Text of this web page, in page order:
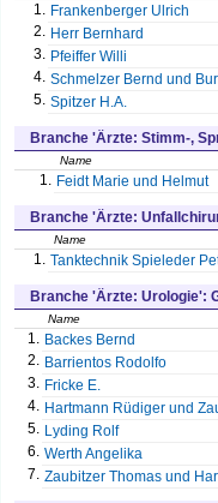
1. Frankenberger Ulrich
2. Herr Bernhard
3. Pfeiffer Willi
4. Schmelzer Bernd und
5. Spitzer H.A.
Branche 'Ärzte: Stimm-,
Name
1. Feidt Marie und Helmut
Branche 'Ärzte:
Name
1. Tanktechnik Spieleder
Branche 'Ärzte: Urologie':
Name
1. Backes Bernd
2. Barrientos Rodolfo
3. Fricke E.
4. Hartmann Rüdiger und
5. Lyding Rolf
6. Werth Angelika
7. Zaubitzer Thomas und